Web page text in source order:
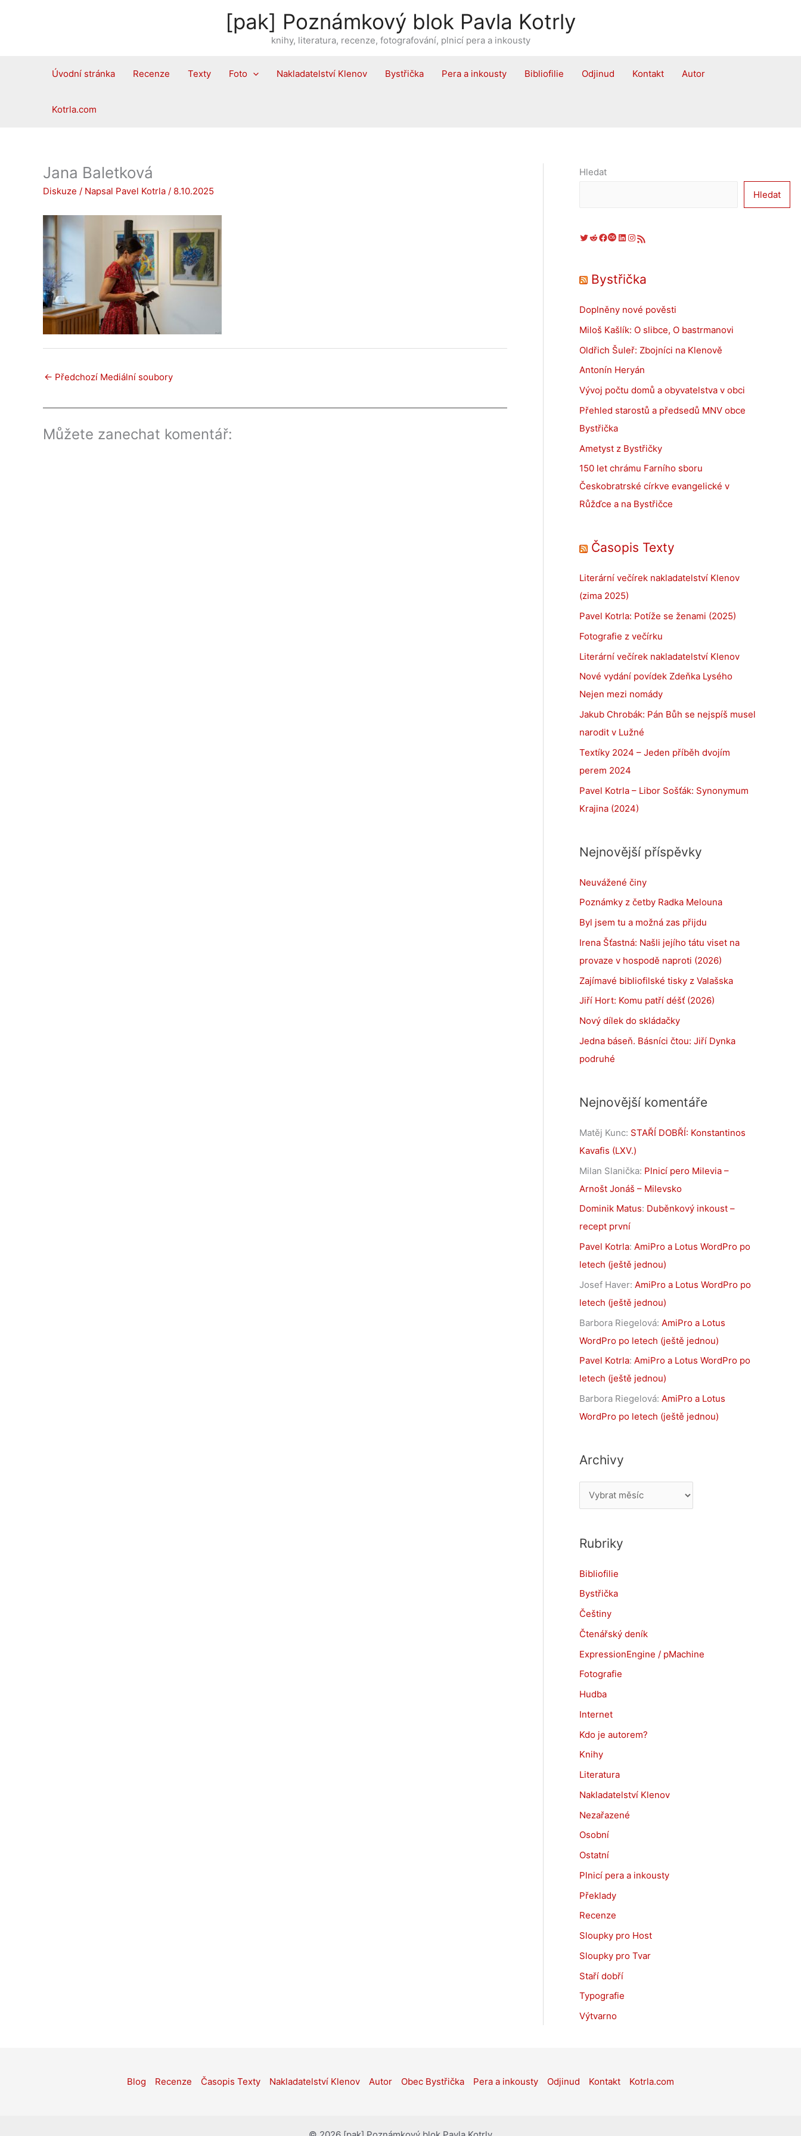
[pak] Poznámkový blok Pavla Kotrly
knihy, literatura, recenze, fotografování, plnicí pera a inkousty
Úvodní stránka Recenze Texty Foto Nakladatelství Klenov Bystřička Pera a inkousty Bibliofilie Odjinud Kontakt Autor
Kotrla.com
Jana Baletková
Diskuze / Napsal Pavel Kotrla / 8.10.2025
← Předchozí Mediální soubory
Můžete zanechat komentář:
Hledat
Hledat
Twitter Reddit Facebook Last.fm LinkedIn Instagram RSS zdroj
Bystřička
Doplněny nové pověsti
Miloš Kašlík: O slibce, O bastrmanovi
Oldřich Šuleř: Zbojníci na Klenově
Antonín Heryán
Vývoj počtu domů a obyvatelstva v obci
Přehled starostů a předsedů MNV obce
Bystřička
Ametyst z Bystřičky
150 let chrámu Farního sboru
Českobratrské církve evangelické v
Růžďce a na Bystřičce
Časopis Texty
Literární večírek nakladatelství Klenov
(zima 2025)
Pavel Kotrla: Potíže se ženami (2025)
Fotografie z večírku
Literární večírek nakladatelství Klenov
Nové vydání povídek Zdeňka Lysého
Nejen mezi nomády
Jakub Chrobák: Pán Bůh se nejspíš musel
narodit v Lužné
Textíky 2024 – Jeden příběh dvojím
perem 2024
Pavel Kotrla – Libor Sošťák: Synonymum
Krajina (2024)
Nejnovější příspěvky
Neuvážené činy
Poznámky z četby Radka Melouna
Byl jsem tu a možná zas přijdu
Irena Šťastná: Našli jejího tátu viset na
provaze v hospodě naproti (2026)
Zajímavé bibliofilské tisky z Valašska
Jiří Hort: Komu patří déšť (2026)
Nový dílek do skládačky
Jedna báseň. Básníci čtou: Jiří Dynka
podruhé
Nejnovější komentáře
Matěj Kunc: STAŘÍ DOBŘÍ: Konstantinos
Kavafis (LXV.)
Milan Slanička: Plnicí pero Milevia –
Arnošt Jonáš – Milevsko
Dominik Matus: Duběnkový inkoust –
recept první
Pavel Kotrla: AmiPro a Lotus WordPro po
letech (ještě jednou)
Josef Haver: AmiPro a Lotus WordPro po
letech (ještě jednou)
Barbora Riegelová: AmiPro a Lotus
WordPro po letech (ještě jednou)
Pavel Kotrla: AmiPro a Lotus WordPro po
letech (ještě jednou)
Barbora Riegelová: AmiPro a Lotus
WordPro po letech (ještě jednou)
Archivy
r
h
v
y
Rubriky
Bibliofilie
Bystřička
Češtiny
Čtenářský deník
ExpressionEngine / pMachine
Fotografie
Hudba
Internet
Kdo je autorem?
Knihy
Literatura
Nakladatelství Klenov
Nezařazené
Osobní
Ostatní
Plnicí pera a inkousty
Překlady
Recenze
Sloupky pro Host
Sloupky pro Tvar
Staří dobří
Typografie
Výtvarno
Blog Recenze Časopis Texty Nakladatelství Klenov Autor Obec Bystřička Pera a inkousty Odjinud Kontakt Kotrla.com